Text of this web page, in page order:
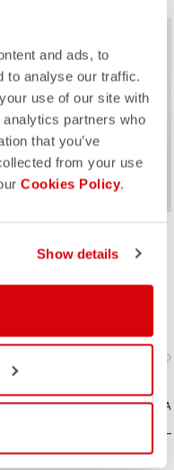
and ads, to
to analyse our traffic.
use of our site with
partners who
that you’ve
from your use
Cookies Policy.
Show details
al tuo kit Espresso
blocca il vento, pur
aggiunto tre tasche per
a tutto ciò che ti serve
pedali.
CONFRONTA